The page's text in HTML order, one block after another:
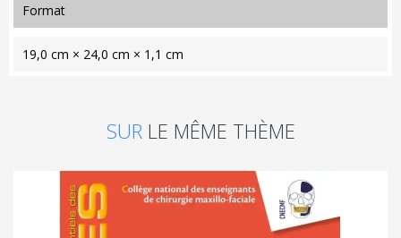
format
19,0 cm × 24,0 cm × 1,1 cm
SUR LE MÊME THÈME